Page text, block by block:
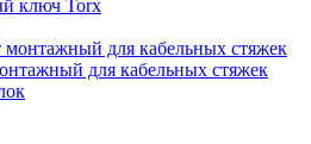
ключ Torx
для кабельных стяжек